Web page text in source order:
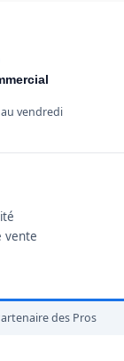
vendredi
vente
des Pros